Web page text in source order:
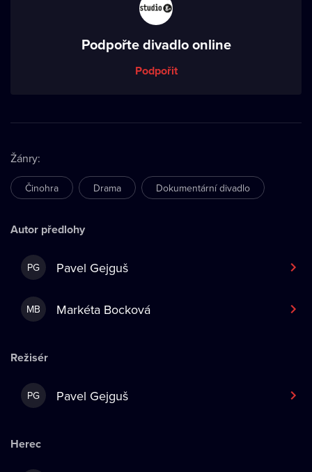
Podpořte divadlo online
Podpořit
Žánry:
Činohra Drama Dokumentární divadlo
Autor předlohy
PG Pavel Gejguš
MB Markéta Bocková
Režisér
PG Pavel Gejguš
Herec